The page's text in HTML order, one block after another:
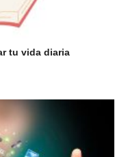
tu vida diaria